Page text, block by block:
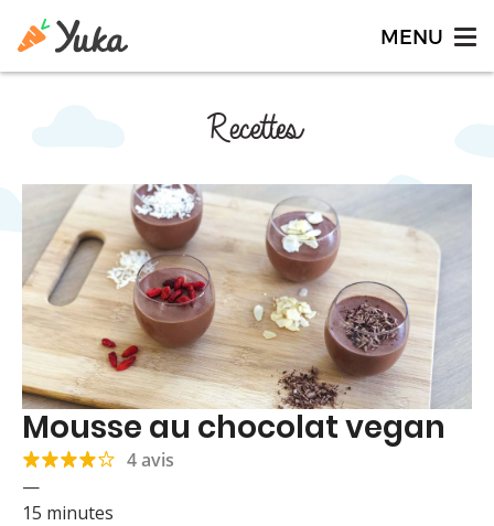
Recettes
Mousse au chocolat vegan
4 avis
—
15 minutes